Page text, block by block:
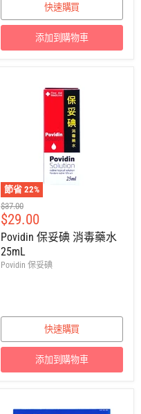
快速購買
添加到購物車
節省 22%
建
議
零
售
價
$37.00
售
價
$29.00
Povidin 保妥碘 消毒藥水
25mL
Povidin 保妥碘
快速購買
添加到購物車